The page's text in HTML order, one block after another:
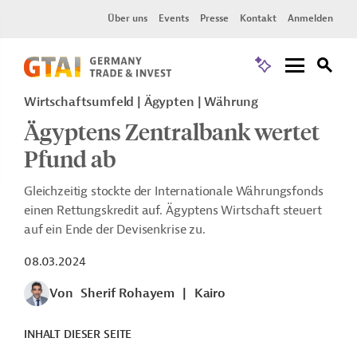
Über uns Events Presse Kontakt Anmelden
Wirtschaftsumfeld | Ägypten | Währung
Ägyptens Zentralbank wertet
Pfund ab
Gleichzeitig stockte der Internationale Währungsfonds
einen Rettungskredit auf. Ägyptens Wirtschaft steuert
auf ein Ende der Devisenkrise zu.
08.03.2024
Von Sherif Rohayem Kairo
INHALT DIESER SEITE